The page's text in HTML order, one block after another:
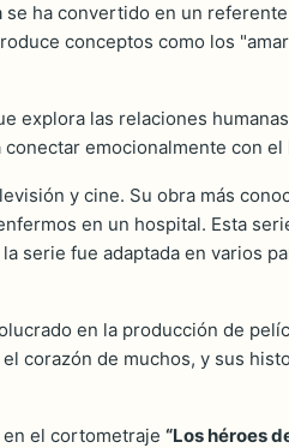
ha convertido en un
conceptos como los
explora las relaciones
emocionalmente con el
y cine. Su obra más
en un hospital. Esta
serie fue adaptada en varios
en la producción de
corazón de muchos, y sus
el cortometraje “Los héroes